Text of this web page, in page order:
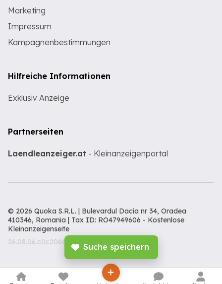
Suche speichern
Marketing
Impressum
Kampagnenbestimmungen
Hilfreiche Informationen
Exklusiv Anzeige
Partnerseiten
Laendleanzeiger.at - Kleinanzeigenportal
© 2026 Quoka S.R.L. | Bulevardul Dacia nr 34, Oradea
410346, Romania | Tax ID: RO47949606 - Kostenlose
Kleinanzeigenseite
26.08.06.c0c206c